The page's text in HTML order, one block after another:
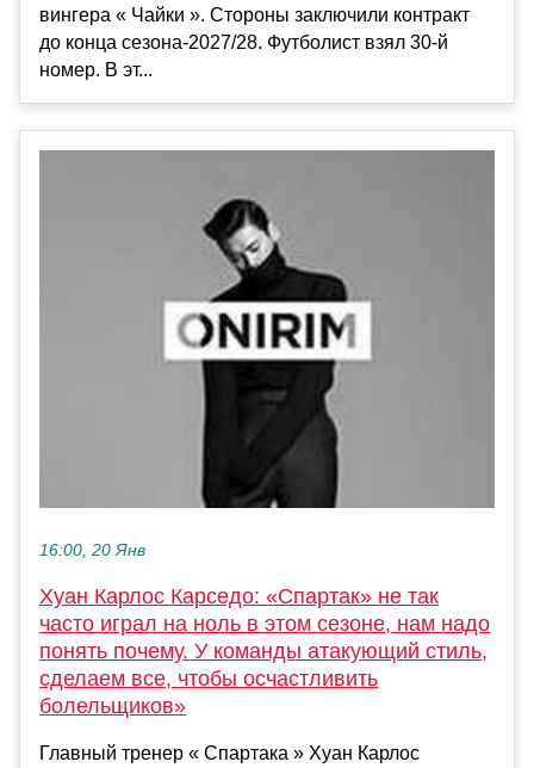
вингера « Чайки ». Стороны заключили контракт
до конца сезона-2027/28. Футболист взял 30-й
номер. В эт...
16:00, 20 Янв
Хуан Карлос Карседо: «Спартак» не так
часто играл на ноль в этом сезоне, нам надо
понять почему. У команды атакующий стиль,
сделаем все, чтобы осчастливить
болельщиков»
Главный тренер « Спартака » Хуан Карлос